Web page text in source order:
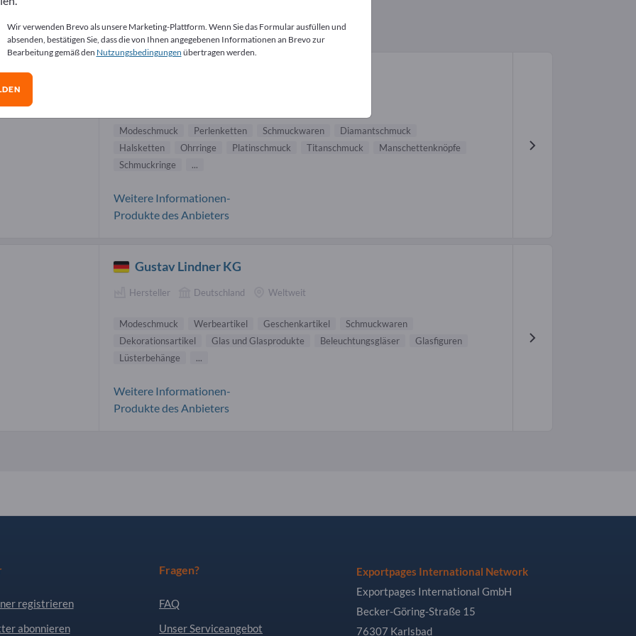
Lieferanten (2)
Modeschmuck Perlenketten Schmuckwaren
Diamantschmuck
Halsketten
Ohrringe Platinschmuck Titanschmuck
Manschettenknöpfe
Schmuckringe
...
Weitere Informationen-
Produkte des Anbieters
Gustav Lindner KG
Hersteller Deutschland Weltweit
Modeschmuck Werbeartikel Geschenkartikel
Schmuckwaren
Dekorationsartikel
Glas und Glasprodukte Beleuchtungsgläser
Glasfiguren
Lüsterbehänge
...
Weitere Informationen-
Produkte des Anbieters
registrieren
abonnieren
Fragen?
FAQ
Unser Serviceangebot
Exportpages International Network
Exportpages International GmbH
Becker-Göring-Straße 15
76307 Karlsbad
Wir verwenden Brevo als unsere Marketing-Plattform. Wenn Sie das Formular ausfüllen und
absenden, bestätigen Sie, dass die von Ihnen angegebenen Informationen an Brevo zur
Bearbeitung gemäß den Nutzungsbedingungen übertragen werden.